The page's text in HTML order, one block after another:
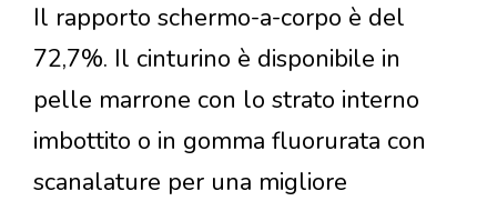
Il rapporto schermo-a-corpo è del
72,7%. Il cinturino è disponibile in
pelle marrone con lo strato interno
imbottito o in gomma fluorurata con
scanalature per una migliore